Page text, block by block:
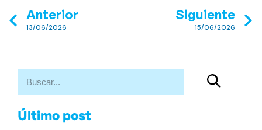
Anterior
13/06/2026
Siguiente
15/06/2026
Último post